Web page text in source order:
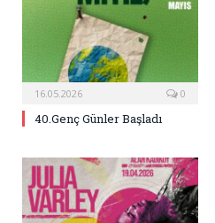
16.05.2026 0
40.Genç Günler Başladı